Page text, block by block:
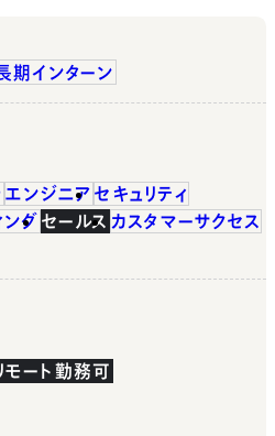
期インターン
エンジニア セキュリティ
グ セールス カスタマーサクセス
モート勤務可